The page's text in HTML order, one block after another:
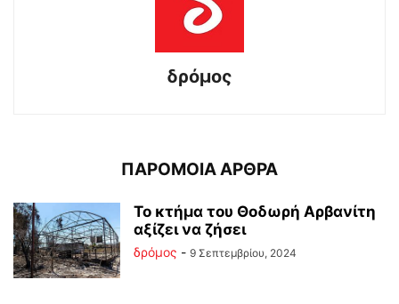
δρόμος
ΠΑΡΟΜΟΙΑ ΑΡΘΡΑ
Το κτήμα του Θοδωρή Αρβανίτη
αξίζει να ζήσει
δρόμος - 9 Σεπτεμβρίου, 2024